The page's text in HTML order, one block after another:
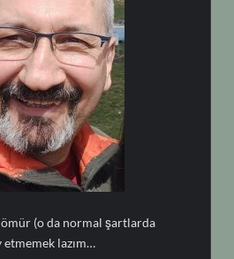
ömür (o da normal şartlarda
lazım…